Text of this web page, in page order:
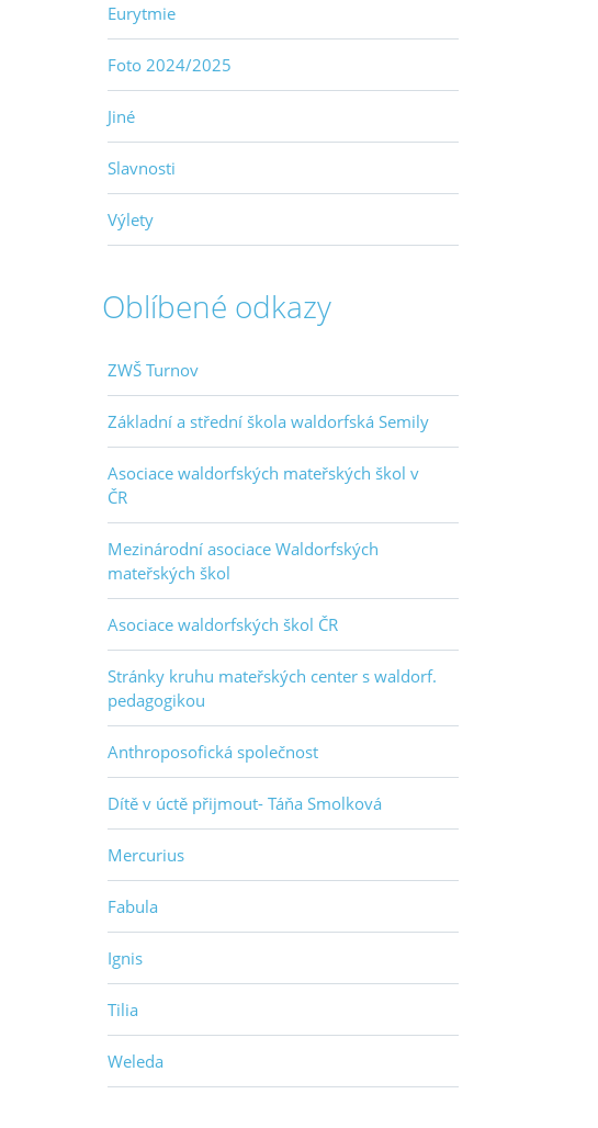
Eurytmie
Foto 2024/2025
Jiné
Slavnosti
Výlety
Oblíbené odkazy
ZWŠ Turnov
Základní a střední škola waldorfská Semily
Asociace waldorfských mateřských škol v
ČR
Mezinárodní asociace Waldorfských
mateřských škol
Asociace waldorfských škol ČR
Stránky kruhu mateřských center s waldorf.
pedagogikou
Anthroposofická společnost
Dítě v úctě přijmout- Táňa Smolková
Mercurius
Fabula
Ignis
Tilia
Weleda